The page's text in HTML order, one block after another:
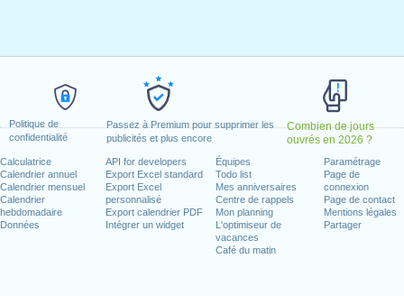
Politique de
confidentialité
Passez à Premium pour supprimer les
publicités et plus encore
Combien de jours
ouvrés en 2026 ?
Calculatrice
Calendrier annuel
Calendrier mensuel
Calendrier
hebdomadaire
Données
API for developers
Export Excel standard
Export Excel
personnalisé
Export calendrier PDF
Intégrer un widget
Équipes
Todo list
Mes anniversaires
Centre de rappels
Mon planning
L'optimiseur de
vacances
Café du matin
Paramétrage
Page de
connexion
Page de contact
Mentions légales
Partager
2021
end
2021
1 août, 2021
2021